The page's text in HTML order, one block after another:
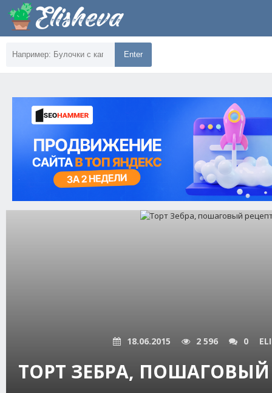
Enter
18.06.2015 2 596 0
ТОРТ ЗЕБРА,